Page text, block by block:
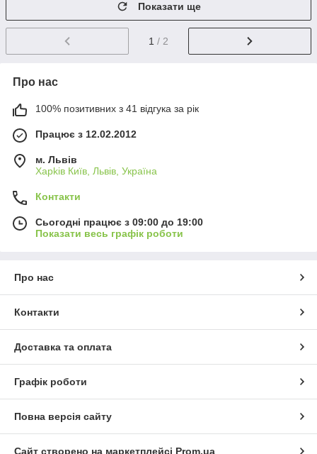
Показати ще
1 / 2
Про нас
100% позитивних з 41 відгука за рік
Працює з 12.02.2012
м. Львів
Харkiв Київ, Львів, Україна
Контакти
Сьогодні працює з 09:00 до 19:00
Показати весь графік роботи
Про нас
Контакти
Доставка та оплата
Графік роботи
Повна версія сайту
Сайт створено на маркетплейсі Prom.ua